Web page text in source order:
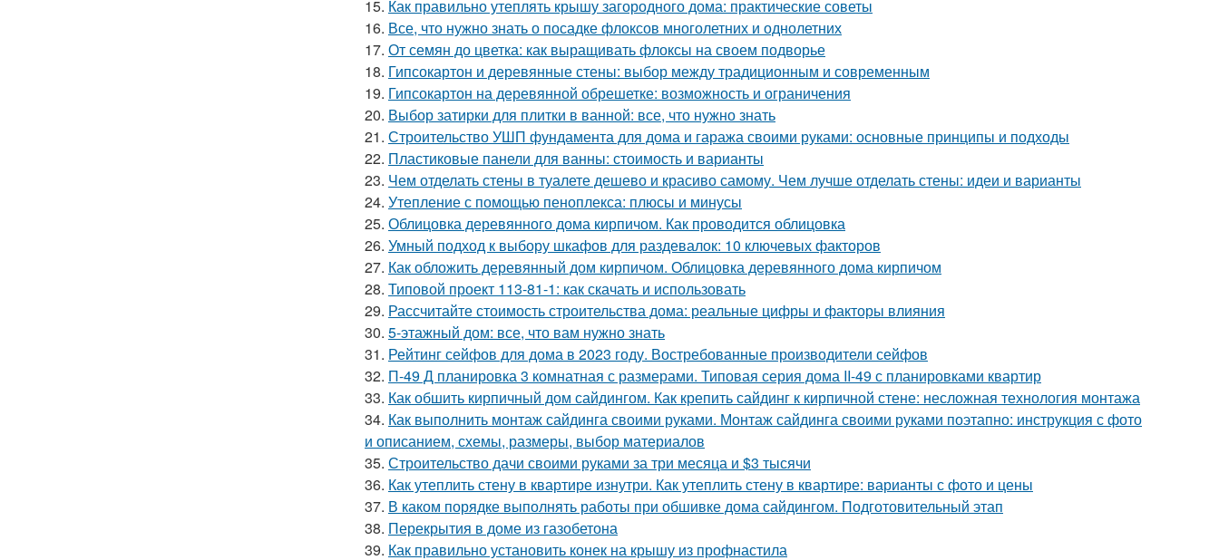
15. Как правильно утеплять крышу загородного дома: практические советы
16. Все, что нужно знать о посадке флоксов многолетних и однолетних
17. От семян до цветка: как выращивать флоксы на своем подворье
18. Гипсокартон и деревянные стены: выбор между традиционным и современным
19. Гипсокартон на деревянной обрешетке: возможность и ограничения
20. Выбор затирки для плитки в ванной: все, что нужно знать
21. Строительство УШП фундамента для дома и гаража своими руками: основные принципы и подходы
22. Пластиковые панели для ванны: стоимость и варианты
23. Чем отделать стены в туалете дешево и красиво самому. Чем лучше отделать стены: идеи и варианты
24. Утепление с помощью пеноплекса: плюсы и минусы
25. Облицовка деревянного дома кирпичом. Как проводится облицовка
26. Умный подход к выбору шкафов для раздевалок: 10 ключевых факторов
27. Как обложить деревянный дом кирпичом. Облицовка деревянного дома кирпичом
28. Типовой проект 113-81-1: как скачать и использовать
29. Рассчитайте стоимость строительства дома: реальные цифры и факторы влияния
30. 5-этажный дом: все, что вам нужно знать
31. Рейтинг сейфов для дома в 2023 году. Востребованные производители сейфов
32. П-49 Д планировка 3 комнатная с размерами. Типовая серия дома II-49 с планировками квартир
33. Как обшить кирпичный дом сайдингом. Как крепить сайдинг к кирпичной стене: несложная технология монтажа
34. Как выполнить монтаж сайдинга своими руками. Монтаж сайдинга своими руками поэтапно: инструкция с фото
и описанием, схемы, размеры, выбор материалов
35. Строительство дачи своими руками за три месяца и $3 тысячи
36. Как утеплить стену в квартире изнутри. Как утеплить стену в квартире: варианты с фото и цены
37. В каком порядке выполнять работы при обшивке дома сайдингом. Подготовительный этап
38. Перекрытия в доме из газобетона
39. Как правильно установить конек на крышу из профнастила